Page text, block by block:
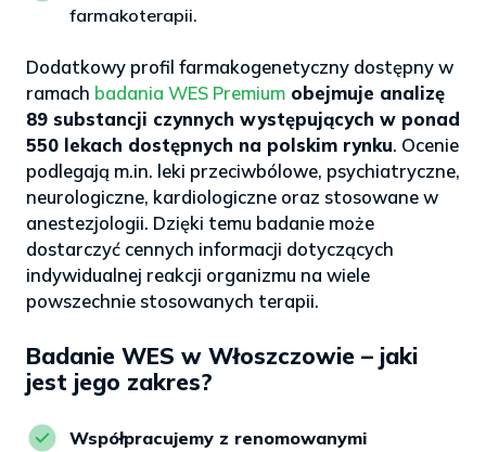
farmakoterapii.
Dodatkowy profil farmakogenetyczny dostępny w
ramach badania WES Premium obejmuje analizę
89 substancji czynnych występujących w ponad
550 lekach dostępnych na polskim rynku. Ocenie
podlegają m.in. leki przeciwbólowe, psychiatryczne,
neurologiczne, kardiologiczne oraz stosowane w
anestezjologii. Dzięki temu badanie może
dostarczyć cennych informacji dotyczących
indywidualnej reakcji organizmu na wiele
powszechnie stosowanych terapii.
Badanie WES w Włoszczowie – jaki
jest jego zakres?
Współpracujemy z renomowanymi